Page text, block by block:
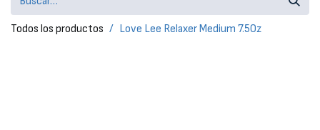
Todos los productos Love Lee Relaxer Medium 7.5Oz